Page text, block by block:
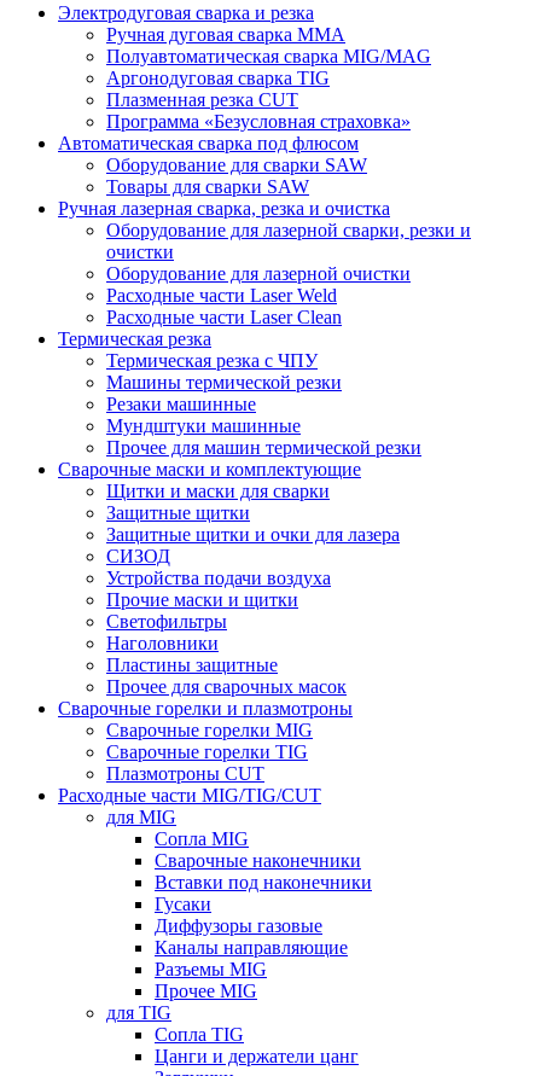
Электродуговая сварка и резка
Ручная дуговая сварка MMA
Полуавтоматическая сварка MIG/MAG
Аргонодуговая сварка TIG
Плазменная резка CUT
Программа «Безусловная страховка»
Автоматическая сварка под флюсом
Оборудование для сварки SAW
Товары для сварки SAW
Ручная лазерная сварка, резка и очистка
Оборудование для лазерной сварки, резки и
очистки
Оборудование для лазерной очистки
Расходные части Laser Weld
Расходные части Laser Clean
Термическая резка
Термическая резка с ЧПУ
Машины термической резки
Резаки машинные
Мундштуки машинные
Прочее для машин термической резки
Сварочные маски и комплектующие
Щитки и маски для сварки
Защитные щитки
Защитные щитки и очки для лазера
СИЗОД
Устройства подачи воздуха
Прочие маски и щитки
Светофильтры
Наголовники
Пластины защитные
Прочее для сварочных масок
Сварочные горелки и плазмотроны
Сварочные горелки MIG
Сварочные горелки TIG
Плазмотроны CUT
Расходные части MIG/TIG/CUT
для MIG
Сопла MIG
Сварочные наконечники
Вставки под наконечники
Гусаки
Диффузоры газовые
Каналы направляющие
Разъемы MIG
Прочее MIG
для TIG
Сопла TIG
Цанги и держатели цанг